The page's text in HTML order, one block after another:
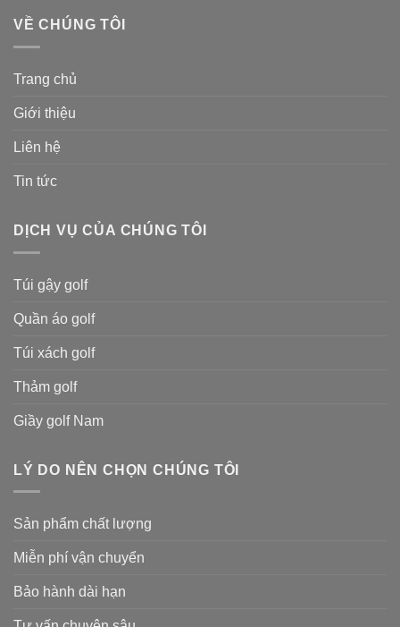
VỀ CHÚNG TÔI
Trang chủ
Giới thiệu
Liên hệ
Tin tức
DỊCH VỤ CỦA CHÚNG TÔI
Túi gậy golf
Quần áo golf
Túi xách golf
Thảm golf
Giầy golf Nam
LÝ DO NÊN CHỌN CHÚNG TÔI
Sản phẩm chất lượng
Miễn phí vận chuyển
Bảo hành dài hạn